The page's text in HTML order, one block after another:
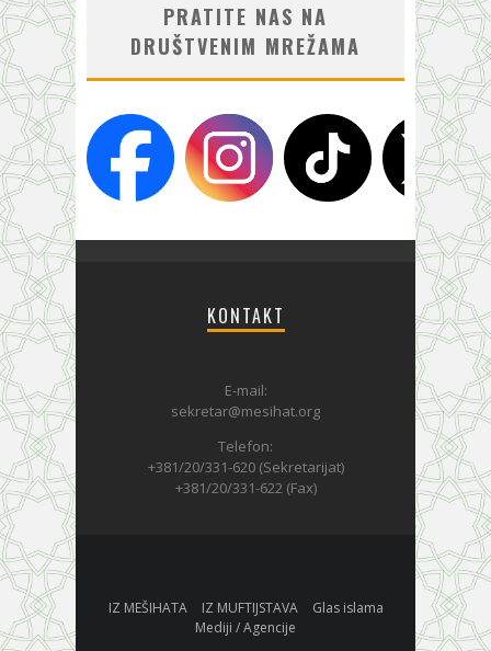
PRATITE NAS NA
DRUŠTVENIM MREŽAMA
KONTAKT
E-mail:
sekretar@mesihat.org
Telefon:
+381/20/331-620 (Sekretarijat)
+381/20/331-622 (Fax)
IZ MEŠIHATA IZ MUFTIJSTAVA
Glas islama
Mediji / Agencije